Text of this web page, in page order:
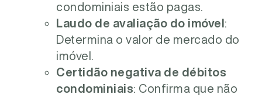
condominiais estão pagas.
Laudo de avaliação do imóvel :
Determina o valor de mercado do
imóvel.
Certidão negativa de débitos
condominiais: Confirma que não